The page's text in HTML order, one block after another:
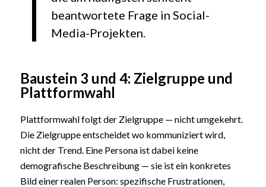
beantwortete Frage in Social-
Media-Projekten.
Baustein 3 und 4: Zielgruppe und
Plattformwahl
Plattformwahl folgt der Zielgruppe — nicht umgekehrt.
Die Zielgruppe entscheidet wo kommuniziert wird,
nicht der Trend. Eine Persona ist dabei keine
demografische Beschreibung — sie ist ein konkretes
Bild einer realen Person: spezifische Frustrationen,